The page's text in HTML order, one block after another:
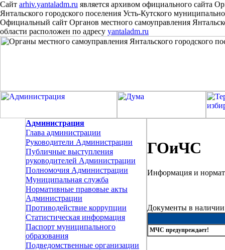
Сайт arhiv.yantaladm.ru является архивом официального сайта
Янтальского городского поселения Усть-Кутского
Официальный сайт Органов местного самоуправления
области расположен по адресу yantaladm.ru
Администрация
Глава администрации
Руководители Администрации
Публичные выступления
руководителей Администрации
Полномочия Администрации
Муниципальная служба
Нормативные правовые акты
Администрации
Противодействие коррупции
Статистическая информация
Паспорт муниципального
образования
Подведомственные организации
ГОиЧС
Информация и
Документы в
МЧС предупреждает!